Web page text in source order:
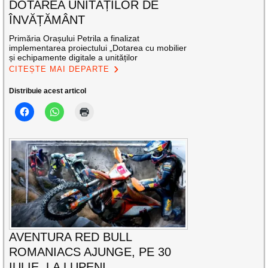
DOTAREA UNITĂȚILOR DE
ÎNVĂȚĂMÂNT
Primăria Orașului Petrila a finalizat
implementarea proiectului „Dotarea cu mobilier
și echipamente digitale a unităților
CITEȘTE MAI DEPARTE
Distribuie acest articol
AVENTURA RED BULL
ROMANIACS AJUNGE, PE 30